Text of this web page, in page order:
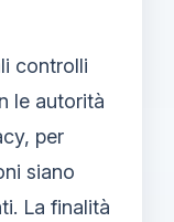
controlli
le autorità
per
siano
La finalità